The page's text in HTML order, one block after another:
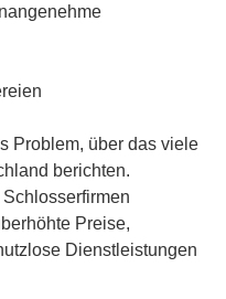
Problem, über das viele
berichten.
Preise,
Dienstleistungen